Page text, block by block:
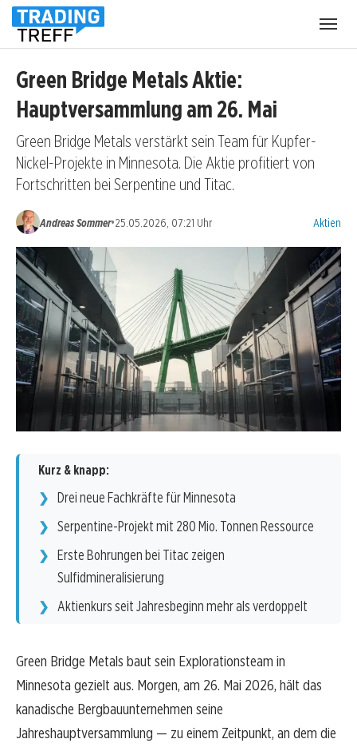
Green Bridge Metals Aktie:
Hauptversammlung am 26. Mai
Green Bridge Metals verstärkt sein Team für Kupfer-
Nickel-Projekte in Minnesota. Die Aktie profitiert von
Fortschritten bei Serpentine und Titac.
Andreas Sommer•25.05.2026, 07:21 Uhr Aktien
Kurz & knapp:
Drei neue Fachkräfte für Minnesota
Serpentine-Projekt mit 280 Mio. Tonnen Ressource
Erste Bohrungen bei Titac zeigen
Sulfidmineralisierung
Aktienkurs seit Jahresbeginn mehr als verdoppelt
Green Bridge Metals baut sein Explorationsteam in
Minnesota gezielt aus. Morgen, am 26. Mai 2026, hält das
kanadische Bergbauunternehmen seine
Jahreshauptversammlung — zu einem Zeitpunkt, an dem die